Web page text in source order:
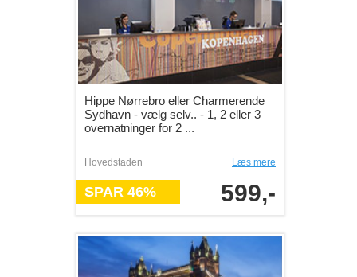
Hippe Nørrebro eller Charmerende
Sydhavn - vælg selv.. - 1, 2 eller 3
overnatninger for 2 ...
Hovedstaden Læs mere
SPAR 46% 599,-